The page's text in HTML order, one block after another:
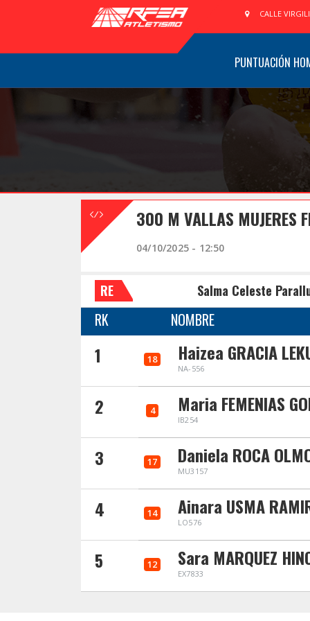
CALLE
PUNTUACIÓN
300 M VALLAS MUJERES
04/10/2025 - 12:50
RE Salma Celeste
RK NOMBRE
1 18 Haizea GRACIA
NA-556
2 4 Maria FEMENIAS
IB254
3 17 Daniela ROCA
MU3157
4 14 Ainara USMA
LO576
5 12 Sara MARQUEZ
EX7833